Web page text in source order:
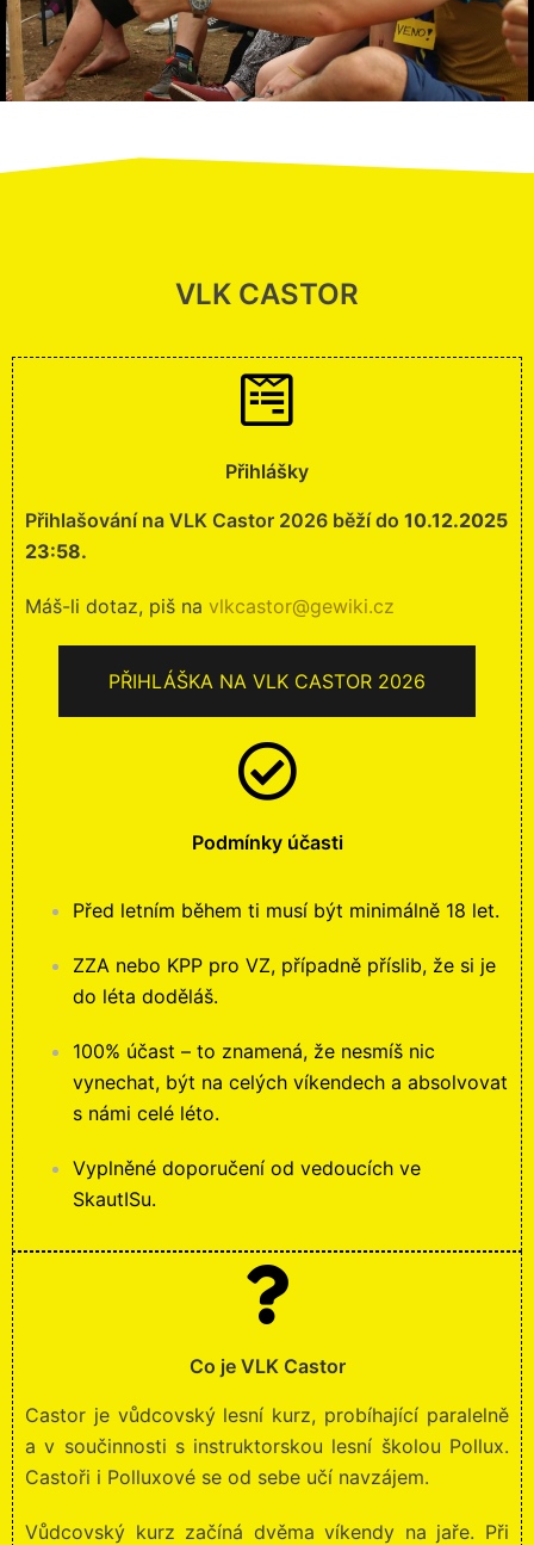
VLK CASTOR
Co je VLK Castor
Castor je vůdcovský lesní kurz, probíhající paralelně
a v součinnosti s instruktorskou lesní školou Pollux.
Castoři i Polluxové se od sebe učí navzájem.
Vůdcovský kurz začíná dvěma víkendy na jaře. Při
Přihlášky
Přihlašování na VLK Castor 2026 běží do 10.12.2025
23:58.
Máš-li dotaz, piš na vlkcastor@gewiki.cz
PŘIHLÁŠKA NA VLK CASTOR 2026
Podmínky účasti
Před letním během ti musí být minimálně 18 let.
ZZA nebo KPP pro VZ, případně příslib, že si je
do léta doděláš.
100% účast – to znamená, že nesmíš nic
vynechat, být na celých víkendech a absolvovat
s námi celé léto.
Vyplněné doporučení od vedoucích ve
SkautISu.